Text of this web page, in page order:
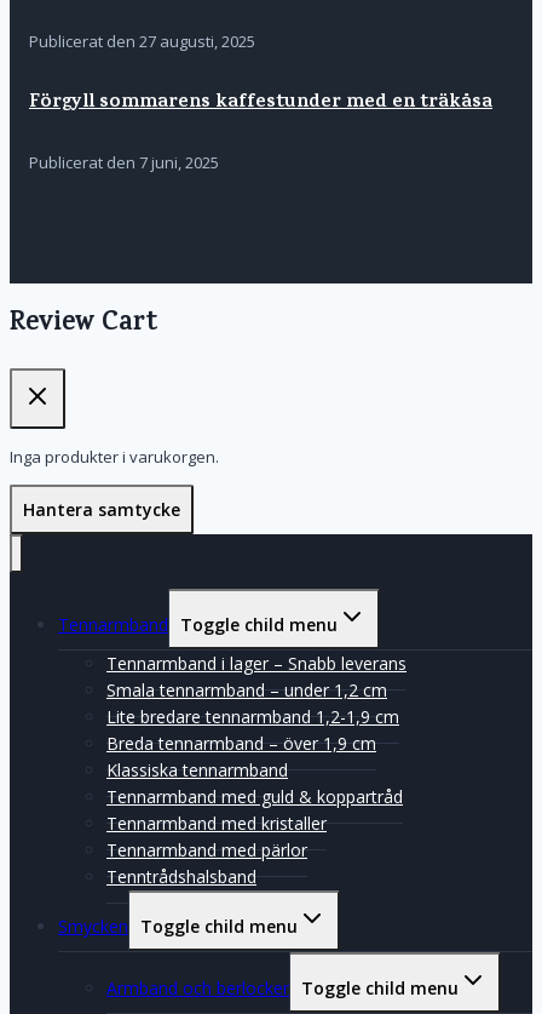
Publicerat den 27 augusti, 2025
Förgyll sommarens kaffestunder med en träkåsa
Publicerat den 7 juni, 2025
Review Cart
Inga produkter i varukorgen.
Hantera samtycke
Tennarmband
Toggle child menu
Tennarmband i lager – Snabb leverans
Smala tennarmband – under 1,2 cm
Lite bredare tennarmband 1,2-1,9 cm
Breda tennarmband – över 1,9 cm
Klassiska tennarmband
Tennarmband med guld & koppartråd
Tennarmband med kristaller
Tennarmband med pärlor
Tenntrådshalsband
Smycken Toggle child menu
Armband och berlocker Toggle child menu